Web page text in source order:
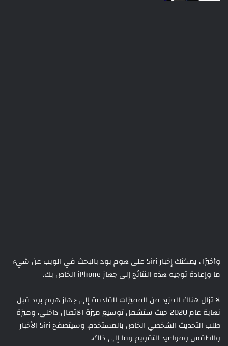
وأخيرًا ، يمكنك إخبار Siri على هوم بود بالبحث في الويب عن شيء
ما وإعادة توجيه هذه النتائج إلى جهاز iPhone الخاص بك.
لا تزال هناك المزيد من المميزات القادمة إلى جهاز هوم بود قبل
نهاية عام 2020 حيث ستشمل توسيع ميزة الاتصال داخلي، وميزة
طلب التحديث الشخصي الخاص بالمستخدم، وسيتصفح Siri الأخبار
والطقس ومواعيد التقويم وما إلى ذلك.